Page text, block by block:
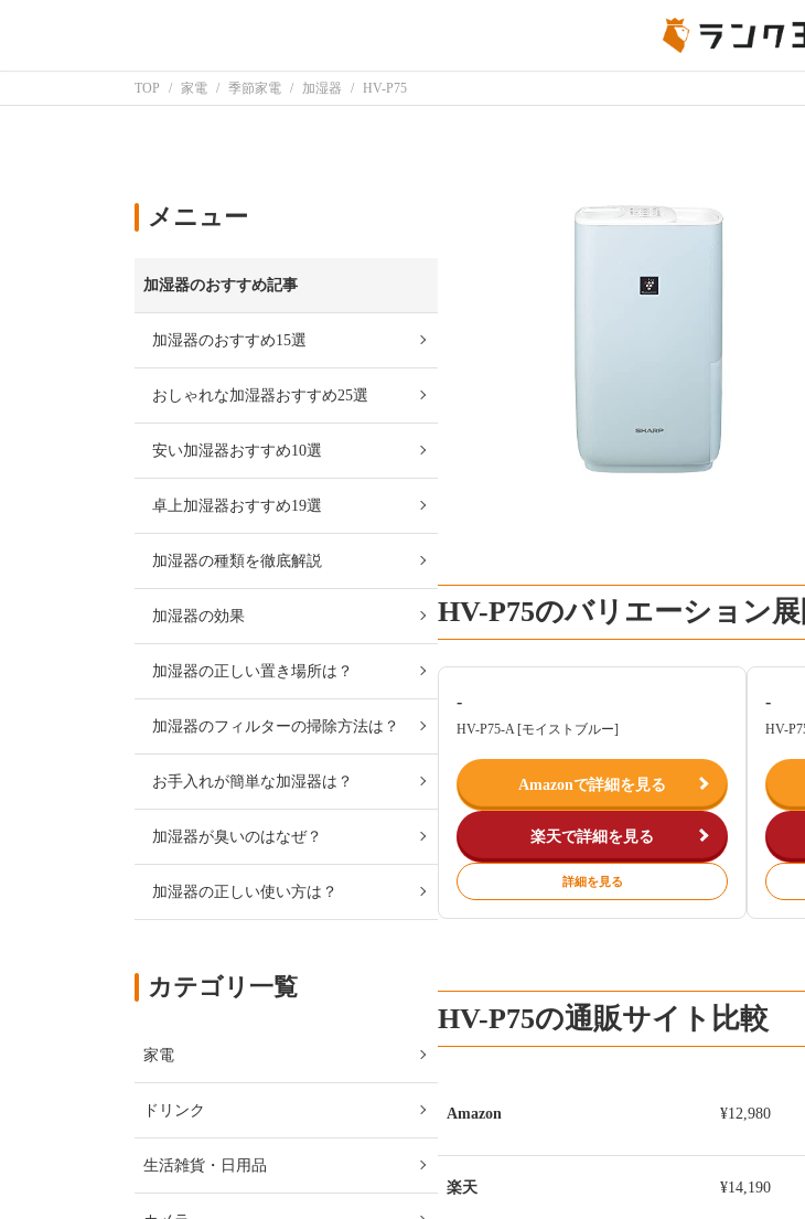
TOP 家電 季節家電 加湿器 HV-P75
HV-P75のバリエーション展
-
HV-P75-A [モイストブルー]
Amazonで詳細を見る
楽天で詳細を見る
詳細を見る
-
HV-
HV-P75の通販サイト比較
Amazon ¥12,980
楽天 ¥14,190
メニュー
加湿器のおすすめ記事
加湿器のおすすめ15選
おしゃれな加湿器おすすめ25選
安い加湿器おすすめ10選
卓上加湿器おすすめ19選
加湿器の種類を徹底解説
加湿器の効果
加湿器の正しい置き場所は？
加湿器のフィルターの掃除方法は？
お手入れが簡単な加湿器は？
加湿器が臭いのはなぜ？
加湿器の正しい使い方は？
カテゴリ一覧
家電
ドリンク
生活雑貨・日用品